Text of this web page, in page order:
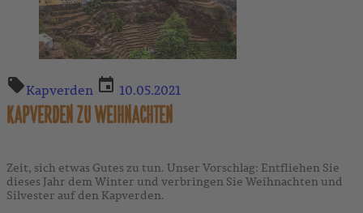
Kapverden 10.05.2021
KAPVERDEN ZU WEIHNACHTEN
Zeit, sich etwas Gutes zu tun. Unser Vorschlag: Entfliehen Sie
dieses Jahr dem Winter und verbringen Sie Weihnachten und
Silvester auf den Kapverden.